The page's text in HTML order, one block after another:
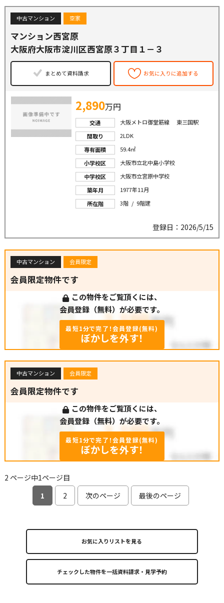
中古マンション 空家
マンション西宮原
大阪府大阪市淀川区西宮原３丁目１－３
まとめて資料請求 お気に入りに追加する
2,890万円
交通
大阪メトロ御堂筋線 東三国駅
間取り
2LDK
専有面積
59.4㎡
小学校区
大阪市立北中島小学校
中学校区
大阪市立宮原中学校
築年月
1977年11月
所在階
3階 / 9階建
登録日：2026/5/15
中古マンション 会員限定
会員限定物件です
この物件をご覧頂くには、
会員登録（無料）が必要です。
最短1分で完了！会員登録(無料)
ぼかしを外す！
中古マンション 会員限定
会員限定物件です
この物件をご覧頂くには、
会員登録（無料）が必要です。
最短1分で完了！会員登録(無料)
ぼかしを外す！
2 ページ中1ページ目
1
2 次のページ 最後のページ
お気に入りリストを見る